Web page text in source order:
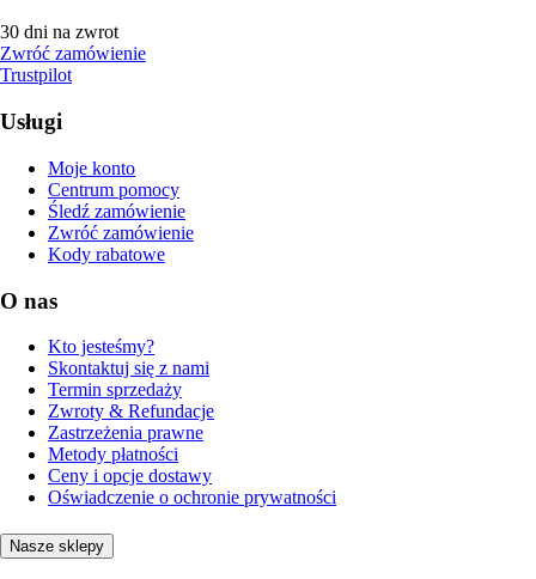
30 dni na zwrot
Zwróć zamówienie
Trustpilot
Usługi
Moje konto
Centrum pomocy
Śledź zamówienie
Zwróć zamówienie
Kody rabatowe
O nas
Kto jesteśmy?
Skontaktuj się z nami
Termin sprzedaży
Zwroty & Refundacje
Zastrzeżenia prawne
Metody płatności
Ceny i opcje dostawy
Oświadczenie o ochronie prywatności
Nasze sklepy